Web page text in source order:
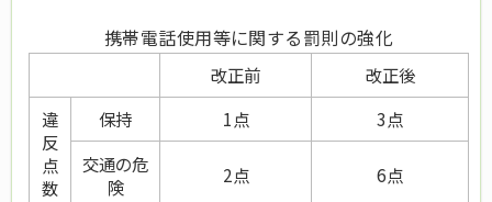
携帯電話使用等に関する罰則の強化
改正前
改正後
違
反
点
数
保持 1点
3点
交通の危
険
2点 6点